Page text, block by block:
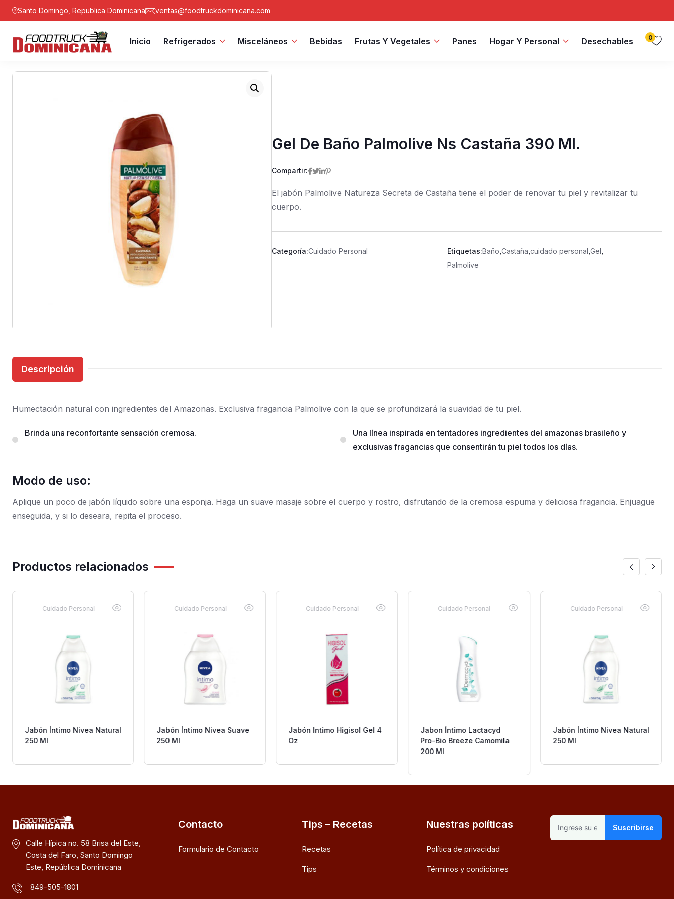
Santo Domingo, Republica Dominicana ventas@foodtruckdominicana.com
Inicio Refrigerados Misceláneos Bebidas Frutas Y Vegetales Panes Hogar Y Personal Desechables 0
Gel De Baño Palmolive Ns Castaña 390 Ml.
Compartir:
El jabón Palmolive Natureza Secreta de Castaña tiene el poder de renovar tu piel y revitalizar tu
cuerpo.
Categoría:Cuidado Personal Etiquetas:Baño ,Castaña ,cuidado personal ,Gel
Palmolive
Descripción
Humectación natural con ingredientes del Amazonas. Exclusiva fragancia Palmolive con la que se profundizará la suavidad de tu piel.
Brinda una reconfortante sensación cremosa.
Una línea inspirada en tentadores ingredientes del amazonas brasileño y
exclusivas fragancias que consentirán tu piel todos los días.
Modo de uso:
Aplique un poco de jabón líquido sobre una esponja. Haga un suave masaje sobre el cuerpo y rostro, disfrutando de la cremosa espuma y deliciosa fragancia. Enjuague
enseguida, y si lo deseara, repita el proceso.
Productos relacionados
Cuidado Personal
Jabón Íntimo Nivea Natural
250 Ml
Cuidado Personal
Jabón Íntimo Nivea Suave
250 Ml
Cuidado Personal
Jabón Intimo Higisol Gel 4
Oz
Cuidado Personal
Jabon Íntimo Lactacyd
Pro-Bio Breeze Camomila
200 Ml
Cuidado Personal
Jabón Íntimo Nivea Natural
250 Ml
Calle Hípica no. 58 Brisa del Este,
Costa del Faro, Santo Domingo
Este, República Dominicana
849-505-1801
Contacto
Formulario de Contacto
Tips – Recetas
Recetas
Tips
Nuestras políticas
Política de privacidad
Términos y condiciones
Suscribirse